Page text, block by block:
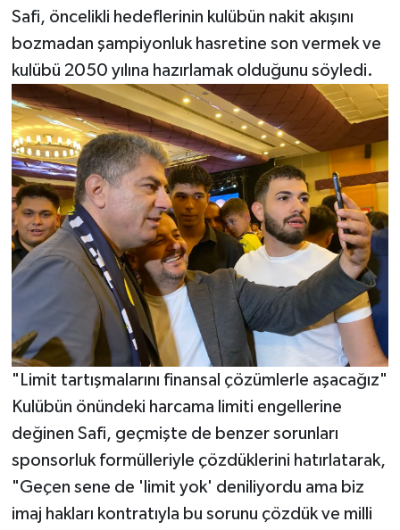
Safi, öncelikli hedeflerinin kulübün nakit akışını
bozmadan şampiyonluk hasretine son vermek ve
kulübü 2050 yılına hazırlamak olduğunu söyledi.
"Limit tartışmalarını finansal çözümlerle aşacağız"
Kulübün önündeki harcama limiti engellerine
değinen Safi, geçmişte de benzer sorunları
sponsorluk formülleriyle çözdüklerini hatırlatarak,
"Geçen sene de 'limit yok' deniliyordu ama biz
imaj hakları kontratıyla bu sorunu çözdük ve milli